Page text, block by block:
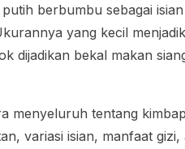
berbumbu sebagai
yang kecil
dijadikan bekal makan
menyeluruh tentang
variasi isian, manfaat